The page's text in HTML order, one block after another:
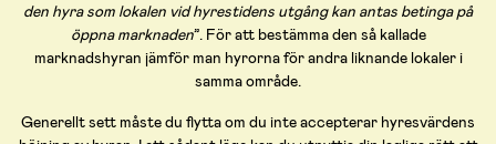
den hyra som lokalen vid hyrestidens utgång kan antas betinga på
öppna marknaden”. För att bestämma den så kallade
marknadshyran jämför man hyrorna för andra liknande lokaler i
samma område.
Generellt sett måste du flytta om du inte accepterar hyresvärdens